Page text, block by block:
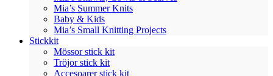
Mia’s Summer Knits
Baby & Kids
Mia’s Small Knitting Projects
Stickkit
Mössor stick kit
Tröjor stick kit
Accesoarer stick kit